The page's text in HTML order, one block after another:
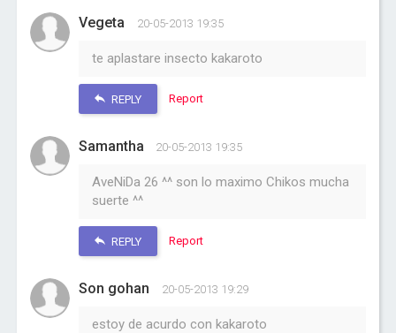
Vegeta 20-05-2013 19:35
te aplastare insecto kakaroto
REPLY Report
Samantha 20-05-2013 19:35
AveNiDa 26 ^^ son lo maximo Chikos mucha
suerte ^^
REPLY Report
Son gohan 20-05-2013 19:29
estoy de acurdo con kakaroto